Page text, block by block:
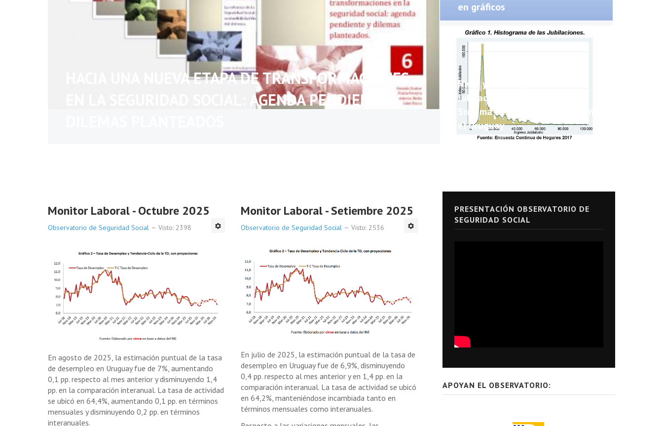
HACIA UNA NUEVA ETAPA DE TRANSFORMACIONES
EN LA SEGURIDAD SOCIAL: AGENDA PENDIENTE Y
en gráficos
Nivel y Heterogeneidad de las
Jubilaciones y Pensiones del
Sistema de Seguridad Social en
el Uruguay
Monitor Laboral - Octubre 2025
Observatorio de Seguridad Social Visto: 2398
En agosto de 2025, la estimación puntual de la tasa
de desempleo en Uruguay fue de 7%, aumentando
0,1 pp. respecto al mes anterior y disminuyendo 1,4
pp. en la comparación interanual. La tasa de actividad
se ubicó en 64,4%, aumentando 0,1 pp. en términos
mensuales y disminuyendo 0,2 pp. en términos
interanuales.
Monitor Laboral - Setiembre 2025
Observatorio de Seguridad Social Visto: 2536
En julio de 2025, la estimación puntual de la tasa de
desempleo en Uruguay fue de 6,9%, disminuyendo
0,4 pp. respecto al mes anterior y en 1,4 pp. en la
comparación interanual. La tasa de actividad se ubicó
en 64,2%, manteniéndose incambiada tanto en
términos mensuales como interanuales.
PRESENTACIÓN OBSERVATORIO DE
SEGURIDAD SOCIAL
APOYAN EL OBSERVATORIO: